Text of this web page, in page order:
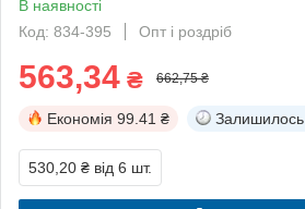
В наявності
Код: 834-395
Опт і роздріб
563,34 ₴ 662,75 ₴
Економія 99.41 ₴ Залишилось
530,20 ₴ від 6 шт.